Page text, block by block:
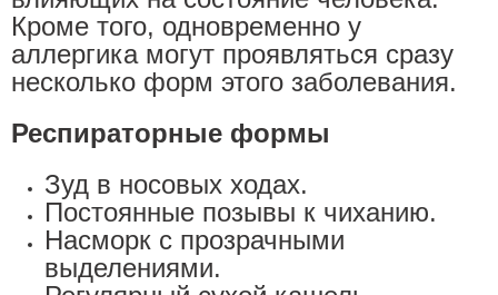
Кроме того, одновременно у
аллергика могут проявляться сразу
несколько форм этого заболевания.
Респираторные формы
Зуд в носовых ходах.
Постоянные позывы к чиханию.
Насморк с прозрачными
выделениями.